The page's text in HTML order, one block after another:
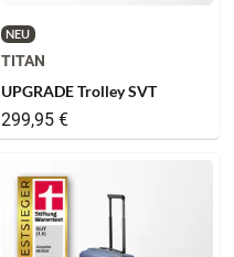
NEU
TITAN
UPGRADE Trolley SVT
299,95 €